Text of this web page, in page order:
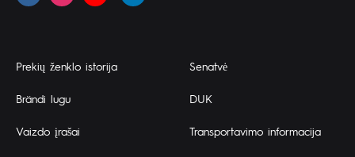
Prekių ženklo istorija
Brändi lugu
Vaizdo įrašai
Senatvė
DUK
Transportavimo informacija